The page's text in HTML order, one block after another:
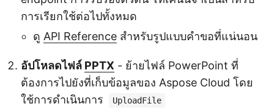
การเรียกใช้ต่อไปทั้งหมด
ดู API Reference สำหรับรูปแบบคำขอที่แน่นอน
อัปโหลดไฟล์ PPTX - ย้ายไฟล์ PowerPoint ที่
ต้องการไปยังที่เก็บข้อมูลของ Aspose Cloud โดย
ใช้การดำเนินการ
UploadFile